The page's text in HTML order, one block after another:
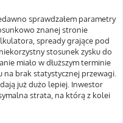
sprawdzałem parametry
znanej stronie
spready grające pod
stosunek zysku do
miało w dłuższym terminie
brak statystycznej przewagi.
już dużo lepiej. Inwestor
strata, na którą z kolei